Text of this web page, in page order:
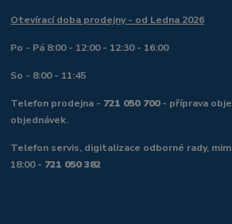
Otevírací doba prodejny - od Ledna 2026
Po - Pá 8:00 - 12:00 - 12:30 - 16:00
So - 8:00 - 11:45
Telefon prodejna - 721 050 700- příprava
objednávek.
Telefon servis, digitalizace odborné rady,
18:00 - 721 050 382